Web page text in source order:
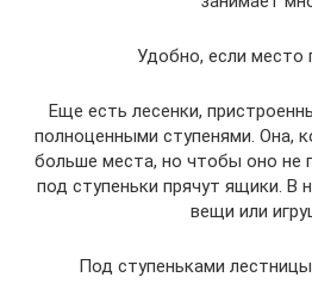
Удобно, если место
Еще есть лесенки,
полноценными ступенями. Она,
больше места, но чтобы оно не
под ступеньки прячут ящики. В
вещи или
Под ступеньками